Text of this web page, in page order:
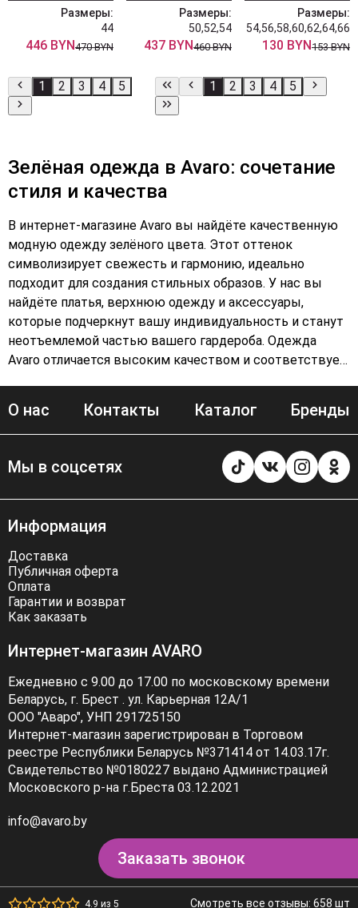
Размеры:
44
446 BYN470 BYN
Размеры:
50,52,54
437 BYN460 BYN
Размеры:
54,56,58,60,62,64,66
130 BYN153 BYN
1 2 3 4 5 1 2 3 4 5
Зелёная одежда в Avaro: сочетание
стиля и качества
В интернет-магазине Avaro вы найдёте качественную
модную одежду зелёного цвета. Этот оттенок
символизирует свежесть и гармонию, идеально
подходит для создания стильных образов. У нас вы
найдёте платья, верхнюю одежду и аксессуары,
которые подчеркнут вашу индивидуальность и станут
неотъемлемой частью вашего гардероба. Одежда
Avaro отличается высоким качеством и соответствует
О нас Контакты Каталог Бренды
Мы в соцсетях
Информация
Доставка
Публичная оферта
Оплата
Гарантии и возврат
Как заказать
Интернет-магазин AVARO
Ежедневно с 9.00 до 17.00 по московскому времени
Беларусь, г. Брест . ул. Карьерная 12А/1
ООО "Аваро", УНП 291725150
Интернет-магазин зарегистрирован в Торговом
реестре Республики Беларусь №371414 от 14.03.17г.
Свидетельство №0180227 выдано Администрацией
Московского р-на г.Бреста 03.12.2021
info@avaro.by
Заказать звонок
4.9 из 5 Смотреть все отзывы: 658 шт